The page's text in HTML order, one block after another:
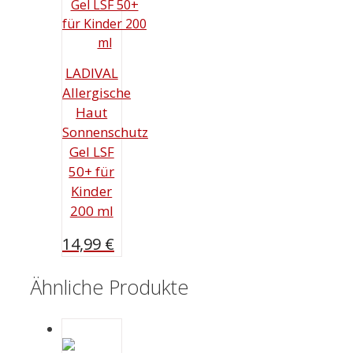
LADIVAL
Allergische
Haut
Sonnenschutz
Gel LSF
50+ für
Kinder
200 ml
14,99 €
Ähnliche Produkte